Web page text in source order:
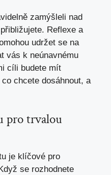
zamýšleli nad
Reflexe a
udržet se na
vás k neúnavnému
cíli budete mít
chcete dosáhnout, a
pro trvalou
je klíčové pro
se rozhodnete